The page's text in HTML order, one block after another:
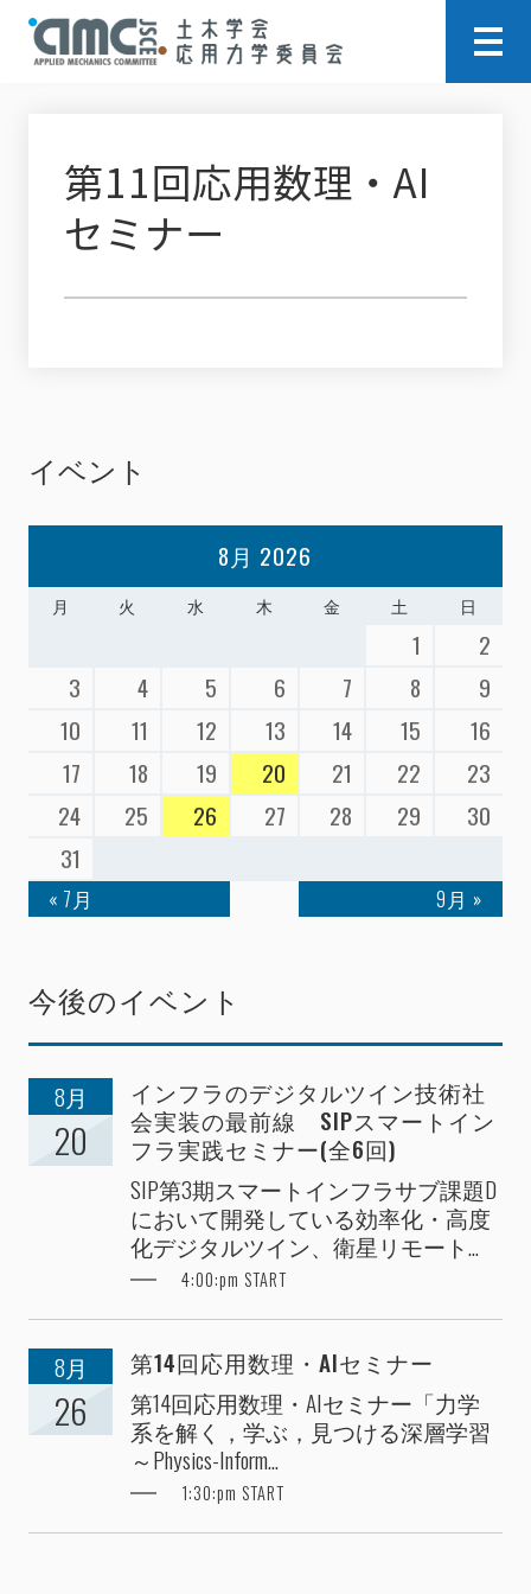
第11回応用数理・AI
セミナー
イベント
8月 2026
月 火 水 木 金 土 日
1
2
3
4 5 6 7 8
9
10
11 12 13 14 15
16
17
18 19 20 21 22
23
24
25 26 27 28 29
30
31
« 7月 9月 »
今後のイベント
8月
20
インフラのデジタルツイン技術社
会実装の最前線 SIPスマートイン
フラ実践セミナー(全6回)
SIP第3期スマートインフラサブ課題D
において開発している効率化・高度
化デジタルツイン、衛星リモート...
4:00:pm START
8月
26
第14回応用数理・AIセミナー
第14回応用数理・AIセミナー「力学
系を解く，学ぶ，見つける深層学習
～Physics-Inform...
1:30:pm START